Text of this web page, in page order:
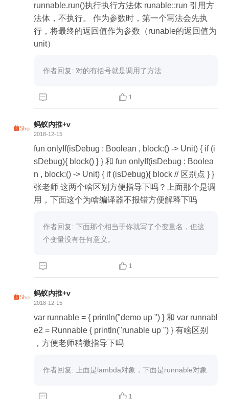
runnable.run()执行执行方法体 runable::run 引用方
法体，不执行。 作为参数时，第一个写法会先执
行，将最终的返回值作为参数（runable的返回值为
unit）
作者回复: 对的有括号就是调用了方法
  1
蚂蚁内推+v
2018-12-15
fun onlyIf(isDebug : Boolean , block:() -> Unit) { if (i
sDebug){ block() } } 和 fun onlyIf(isDebug : Boolea
n , block:() -> Unit) { if (isDebug){ block // 区别点 } }
张老师 这两个啥区别方便指导下吗？上面那个是调
用，下面这个为啥编译器不报错方便解释下吗
作者回复: 下面那个相当于你就写了个变量名，但这
个变量没有任何意义。
  1
蚂蚁内推+v
2018-12-15
var runnable = { println("demo up ") } 和 var runnabl
e2 = Runnable { println("runable up ") } 有啥区别
，方便老师稍微指导下吗
作者回复: 上面是lambda对象，下面是runnable对象
  1